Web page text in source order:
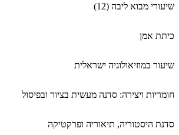
שיעורי מבוא ליבה (12)
כיתת אמן
שיעור במוזיאולוגיה ישראלית
חומריות ויצירה: סדנה מעשית בציור ובפיסול
סדנת היסטוריה, תיאוריה ופרקטיקה